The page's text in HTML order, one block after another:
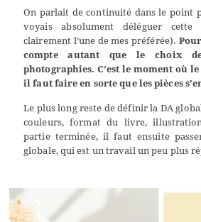
On parlait de continuité dans le point
voyais absolument déléguer
clairement l’une de mes préférée).
compte autant que le choix
photographies. C’est le moment où
il faut faire en sorte que les pièces
Le plus long reste de définir la DA
couleurs, format du livre,
partie terminée, il faut ensuite
globale, qui est un travail un peu plus